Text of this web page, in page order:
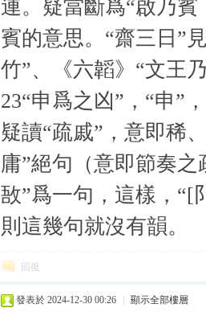
連。疑當斷爲“啟乃
賓的意思。“齋三日”
竹”、《六韜》“文王
23“申爲之凶”，“申”
疑讀“疏戚”，意即稀
庸”絕句（意即節奏
敔”爲一句，這樣，“[
則這幾句就沒有韻。
回復
發表於 2024-12-30 00:26 顯示全部樓層